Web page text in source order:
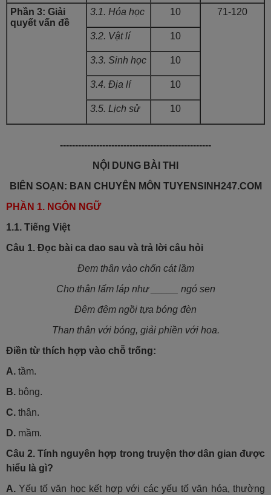
Phần 3: Giải
quyết vấn đề
3.1. Hóa học 10 71-120
3.2. Vật lí 10
3.3. Sinh học 10
3.4. Địa lí 10
3.5. Lịch sử 10
--------------------------------------------------
NỘI DUNG BÀI THI
BIÊN SOẠN: BAN CHUYÊN MÔN TUYENSINH247.COM
PHẦN 1. NGÔN NGỮ
1.1. Tiếng Việt
Câu 1. Đọc bài ca dao sau và trả lời câu hỏi
Đem thân vào chốn cát lầm
Cho thân lấm láp như _____ ngó sen
Đêm đêm ngồi tựa bóng đèn
Than thân với bóng, giải phiền với hoa.
Điền từ thích hợp vào chỗ trống:
A. tầm.
B. bông.
C. thân.
D. mầm.
Câu 2. Tính nguyên hợp trong truyện thơ dân gian được
hiểu là gì?
A.Yếu tố văn học kết hợp với các yếu tố văn hóa, thường